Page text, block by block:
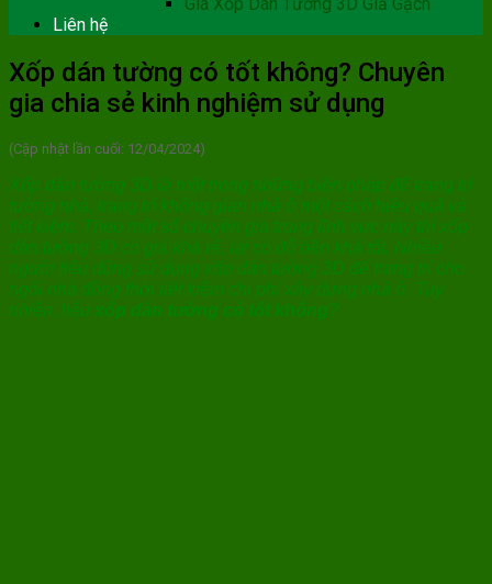
Liên hệ
Xốp dán tường có tốt không? Chuyên
gia chia sẻ kinh nghiệm sử dụng
(Cập nhật lần cuối: 12/04/2024)
Xốp dán tường 3D là một trong những biện pháp để trang trí
tường nhà, trang trí không gian nhà ở một cách hiệu quả và
tiết kiệm. Theo một số chuyên gia trong lĩnh vực này thì xốp
dán tường 3D có giá khá rẻ, lại có độ bền khá tốt. Nhiều
người tiêu dùng sử dụng xốp dán tường 3D để trang trí cho
ngôi nhà đồng thời tiết kiệm chi phí xây dựng nhà ở. Tuy
nhiên, liệu xốp dán tường có tốt không?